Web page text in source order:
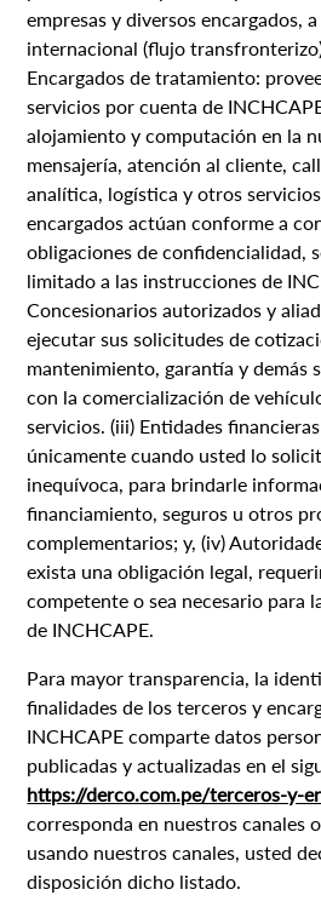
empresas y diversos encargados,
internacional (flujo
Encargados de tratamiento:
servicios por cuenta de
alojamiento y computación en la
mensajería, atención al cliente,
analítica, logística y otros
encargados actúan conforme a
obligaciones de confidencialidad,
limitado a las instrucciones de
Concesionarios autorizados y
ejecutar sus solicitudes de
mantenimiento, garantía y demás
con la comercialización de
servicios. (iii) Entidades
únicamente cuando usted lo
inequívoca, para brindarle
financiamiento, seguros u otros
complementarios; y, (iv)
exista una obligación legal,
competente o sea necesario para
de INCHCAPE.
Para mayor transparencia, la
finalidades de los terceros y
INCHCAPE comparte datos
publicadas y actualizadas en el
https://derco.com.pe/terceros-y-
corresponda en nuestros canales
usando nuestros canales, usted
disposición dicho listado.